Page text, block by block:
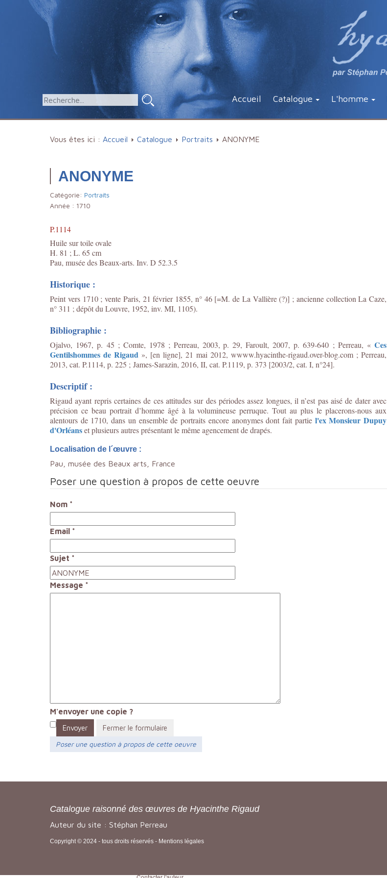
Accueil Catalogue L'homme
Vous êtes ici : Accueil Catalogue Portraits ANONYME
ANONYME
Catégorie: Portraits
Année : 1710
P.1114
Huile sur toile ovale
H. 81 ; L. 65 cm
Pau, musée des Beaux-arts. Inv. D 52.3.5
Historique :
Peint vers 1710 ; vente Paris, 21 février 1855, n° 46 [=M. de La Vallière (?)] ; ancienne collection La Caze,
n° 311 ; dépôt du Louvre, 1952, inv. MI, 1105).
Bibliographie :
Ojalvo, 1967, p. 45 ; Comte, 1978 ; Perreau, 2003, p. 29, Faroult, 2007, p. 639-640 ; Perreau, « Ces
Gentilshommes de Rigaud », [en ligne], 21 mai 2012, wwww.hyacinthe-rigaud.over-blog.com ; Perreau,
2013, cat. P.1114, p. 225 ; James-Sarazin, 2016, II, cat. P.1119, p. 373 [2003/2, cat. I, n°24].
Descriptif :
Rigaud ayant repris certaines de ces attitudes sur des périodes assez longues, il n’est pas aisé de dater avec
précision ce beau portrait d’homme âgé à la volumineuse perruque. Tout au plus le placerons-nous aux
alentours de 1710, dans un ensemble de portraits encore anonymes dont fait partie l'ex Monsieur Dupuy
d'Orléanset plusieurs autres présentant le même agencement de drapés.
Localisation de l´œuvre :
Pau, musée des Beaux arts, France
Poser une question à propos de cette oeuvre
Nom *
Email *
Sujet *
Message *
M'envoyer une copie ?
Envoyer
Fermer le formulaire
Poser une question à propos de cette oeuvre
Catalogue raisonné des œuvres de Hyacinthe Rigaud
Auteur du site : Stéphan Perreau
Copyright © 2024 - tous droits réservés - Mentions légales